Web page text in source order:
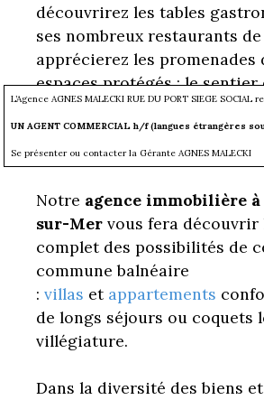
L’Agence AGNES MALECKI RUE DU PORT SIEGE SOCIAL
UN AGENT COMMERCIAL h/f (langues étrangères
Se présenter ou contacter la Gérante AGNES MALECKI
découvrirez les tables
ses nombreux restaurants
apprécierez les promenades
espaces protégés : le
les petites criques de Jovah,
jusqu'aux plages aux eaux
l’Escalet.
Notre agence immobilière
sur-Mer vous fera découvrir
complet des possibilités de
commune balnéaire
: villas et appartements
de longs séjours ou coquets
villégiature.
Dans la diversité des biens